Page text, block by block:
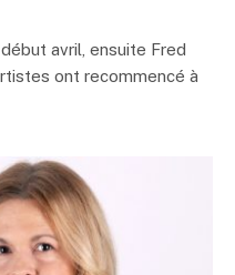
avril, ensuite Fred
ont recommencé à